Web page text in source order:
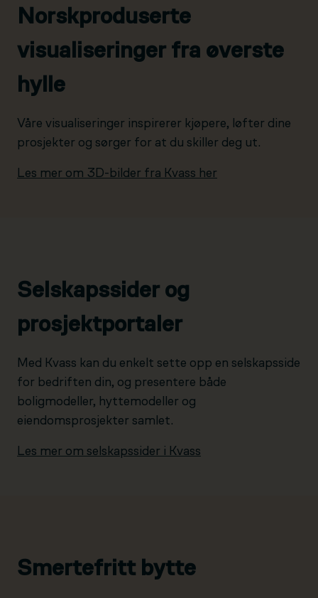
Norskproduserte
visualiseringer fra øverste
hylle
Våre visualiseringer inspirerer kjøpere, løfter dine
prosjekter og sørger for at du skiller deg ut.
Les mer om 3D-bilder fra Kvass her
Selskapssider og
prosjektportaler
Med Kvass kan du enkelt sette opp en selskapsside
for bedriften din, og presentere både
boligmodeller, hyttemodeller og
eiendomsprosjekter samlet.
Les mer om selskapssider i Kvass
Smertefritt bytte